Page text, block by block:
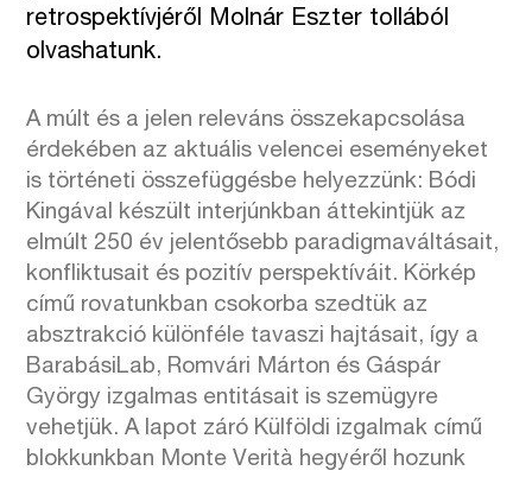
retrospektívjéről Molnár Eszter tollából
olvashatunk.
A múlt és a jelen releváns összekapcsolása
érdekében az aktuális velencei eseményeket
is történeti összefüggésbe helyezzünk: Bódi
Kingával készült interjúnkban áttekintjük az
elmúlt 250 év jelentősebb paradigmaváltásait,
konfliktusait és pozitív perspektíváit. Körkép
című rovatunkban csokorba szedtük az
absztrakció különféle tavaszi hajtásait, így a
BarabásiLab, Romvári Márton és Gáspár
György izgalmas entitásait is szemügyre
vehetjük. A lapot záró Külföldi izgalmak című
blokkunkban Monte Verità hegyéről hozunk